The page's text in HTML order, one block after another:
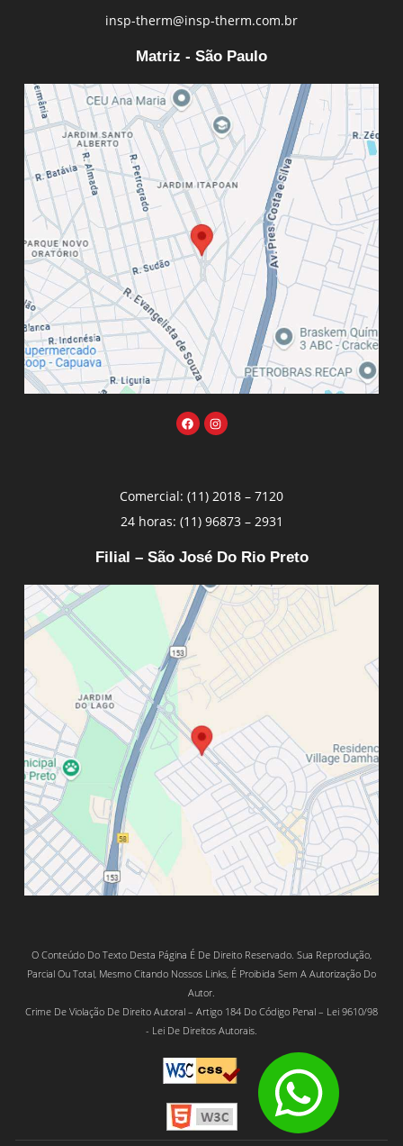
insp-therm@insp-therm.com.br
Matriz - São Paulo
Comercial: (11) 2018 – 7120
24 horas: (11) 96873 – 2931
Filial – São José Do Rio Preto
O Conteúdo Do Texto Desta Página É De Direito Reservado. Sua Reprodução,
Parcial Ou Total, Mesmo Citando Nossos Links, É Proibida Sem A Autorização Do
Autor.
Crime De Violação De Direito Autoral – Artigo 184 Do Código Penal – Lei 9610/98
- Lei De Direitos Autorais.